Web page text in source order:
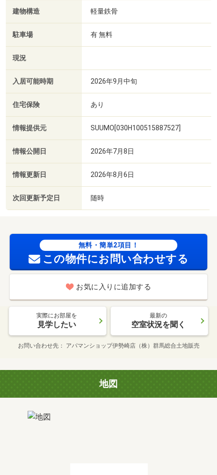
建物構造 軽量鉄骨
駐車場 有 無料
現況
入居可能時期 2026年9月中旬
住宅保険 あり
情報提供元 SUUMO[030H100515887527]
情報公開日 2026年7月8日
情報更新日 2026年8月6日
次回更新予定日 随時
無料・簡単2項目！
この物件にお問い合わせする
お気に入りに追加する
実際にお部屋を
見学したい
最新の
空室状況を聞く
お問い合わせ先 アパマンショップ伊勢崎店（株）群馬総合土地販売
地図